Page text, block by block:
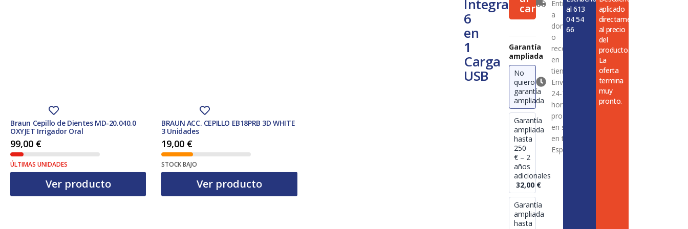
Braun Cepillo de Dientes MD-20.040.0
OXYJET Irrigador Oral
99,00 €
ÚLTIMAS UNIDADES
Ver producto
BRAUN ACC. CEPILLO EB18PRB 3D WHITE
3 Unidades
19,00 €
STOCK BAJO
Ver producto
Integral
6
en
1
Carga
USB
1
USB
cantidad
carrito
Garantía
ampliada
No
quiero
garantía
ampliada
Garantía
ampliada
hasta
250
€ – 2
años
adicionales
32,00 €
Garantía
ampliada
hasta
Entrega
a
domicilio
o
recogida
en
tienda
Envío en
24-72
horas en
productos
en stock
en toda
España
al 613
04 54
66
aplicado
directamente
al precio
del
producto.
La
oferta
termina
muy
pronto.